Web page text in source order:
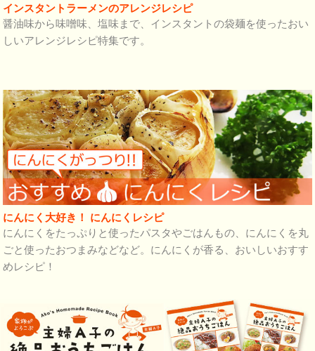
インスタントラーメンのアレンジレシピ
醤油味から味噌味、塩味まで、インスタントの袋麺を使ったおい
しいアレンジレシピ特集です。
にんにく大好き！ にんにくレシピ
にんにくをたっぷりと使ったパスタやごはんもの、にんにくを丸
ごと使ったおつまみなどなど。にんにくが香る、おいしいおすす
めレシピ！